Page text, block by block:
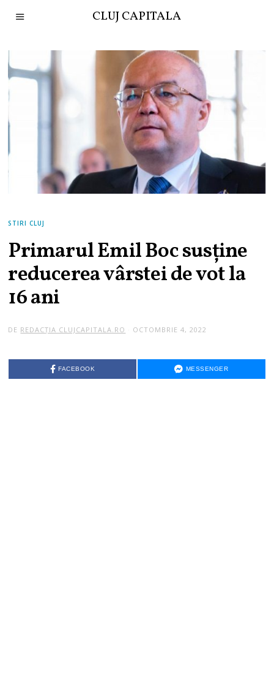
CLUJ CAPITALA
STIRI CLUJ
Primarul Emil Boc susține
reducerea vârstei de vot la
16 ani
DE REDACȚIA CLUJCAPITALA.RO OCTOMBRIE 4, 2022
FACEBOOK MESSENGER